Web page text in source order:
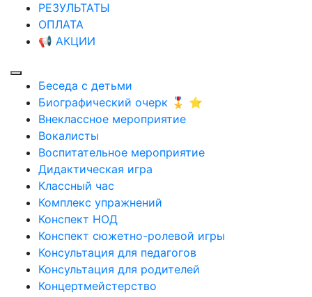
РЕЗУЛЬТАТЫ
ОПЛАТА
📢 АКЦИИ
Беседа с детьми
Биографический очерк 🎖️ ⭐
Внеклассное мероприятие
Вокалисты
Воспитательное мероприятие
Дидактическая игра
Классный час
Комплекс упражнений
Конспект НОД
Конспект сюжетно-ролевой игры
Консультация для педагогов
Консультация для родителей
Концертмейстерство